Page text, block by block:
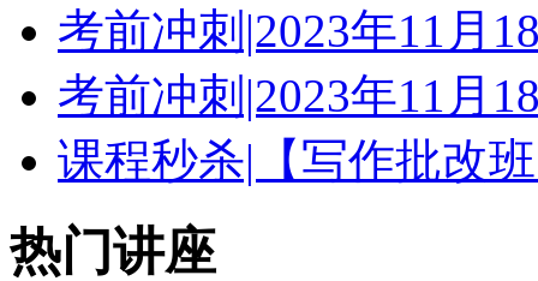
考前冲刺|2023年11月
考前冲刺|2023年11月
课程秒杀|【写作批改
热门讲座